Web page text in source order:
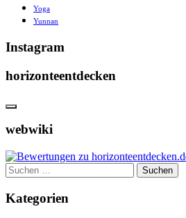
Yoga
Yunnan
Instagram
horizonteentdecken
webwiki
Suchen
nach:
Kategorien